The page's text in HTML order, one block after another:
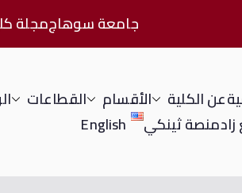
جامعة سوهاجمجلة
عن الكلية الأقسام القطاعات
منصة ثينكي English